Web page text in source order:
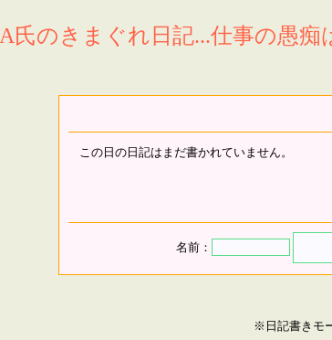
A氏のきまぐれ日記...仕事の愚痴
この日の日記はまだ書かれていません。
名前：
※日記書きモ